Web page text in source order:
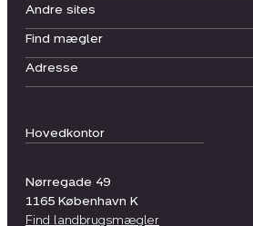
Hovedkontor
Nørregade 49
1165 København K
Find landbrugsmægler
Andre sites
Find mægler
Adresse